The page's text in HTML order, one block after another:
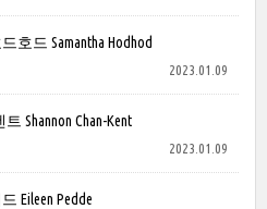
드 Samantha Hodhod
2023.01.09
Shannon Chan-Kent
2023.01.09
Eileen Pedde